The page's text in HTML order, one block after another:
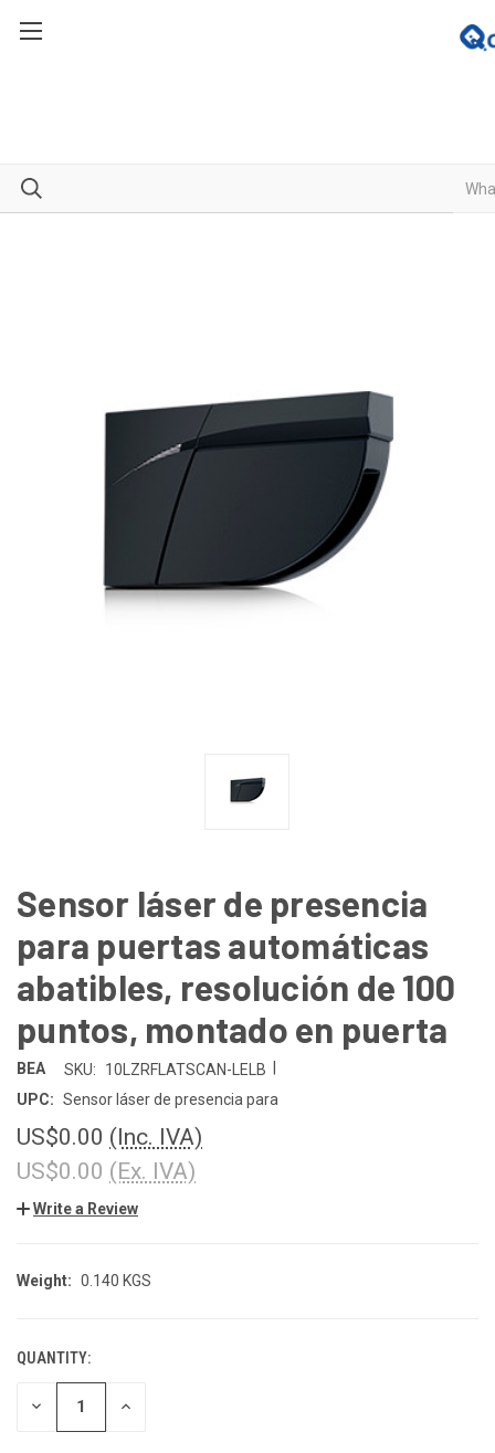
Sensor láser de presencia
para puertas automáticas
abatibles, resolución de 100
puntos, montado en puerta
BEA SKU: 10LZRFLATSCAN-LELB
UPC: Sensor láser de presencia para
US$0.00 (Inc. IVA)
US$0.00 (Ex. IVA)
Write a Review
Weight: 0.140 KGS
CURRENT
STOCK:
QUANTITY:
DECREASE INCREASE